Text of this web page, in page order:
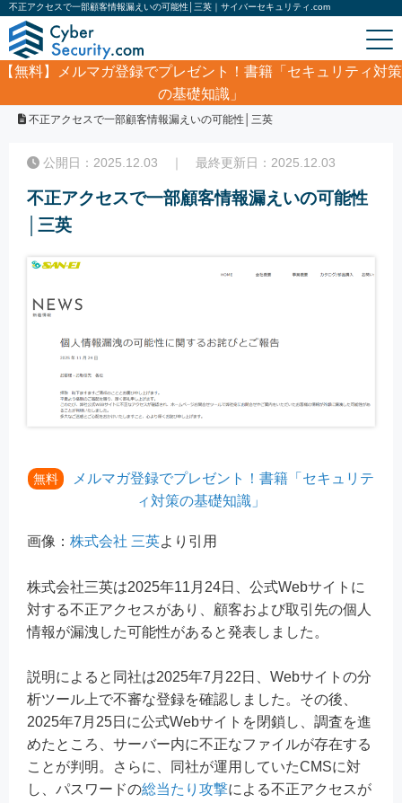
不正アクセスで一部顧客情報漏えいの可能性│三英｜サイバーセキュリティ.com
【無料】
メルマガ登録でプレゼント！書籍「セキュリティ対策
の基礎知識」
サイバーセキュリティ・情報漏洩ニュース
不正アクセスで一部顧客情報漏えいの可能性│三英
公開日：2025.12.03 ｜ 最終更新日：2025.12.03
不正アクセスで一部顧客情報漏えいの可能性
│三英
無料
メルマガ登録でプレゼント！書籍「セキュリテ
ィ対策の基礎知識」
画像： 株式会社 三英より引用
株式会社三英は2025年11月24日、公式Webサイトに
対する不正アクセスがあり、顧客および取引先の個人
情報が漏洩した可能性があると発表しました。
説明によると同社は2025年7月22日、Webサイトの分
析ツール上で不審な登録を確認しました。その後、
2025年7月25日に公式Webサイトを閉鎖し、調査を進
めたところ、サーバー内に不正なファイルが存在する
ことが判明。さらに、同社が運用していたCMSに対
し、パスワードの総当たり攻撃による不正アクセスが